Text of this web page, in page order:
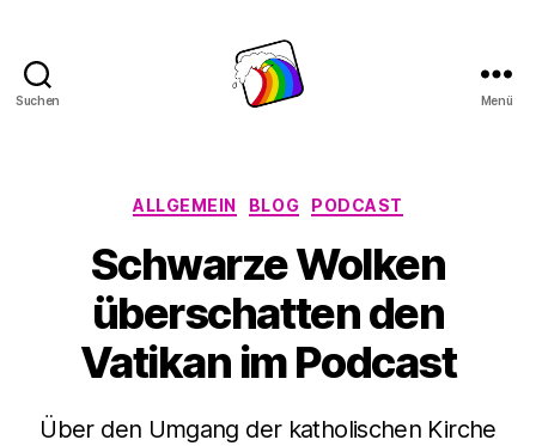
Suchen Menü
Kategorien
ALLGEMEIN BLOG PODCAST
Schwarze Wolken
überschatten den
Vatikan im Podcast
Über den Umgang der katholischen Kirche